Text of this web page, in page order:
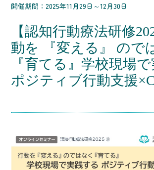
開催期間：2025年11月29日～12月30日
【認知行動療法研修
動を 『変える』 ので
『育てる』学校現場
ポジティブ行動支援